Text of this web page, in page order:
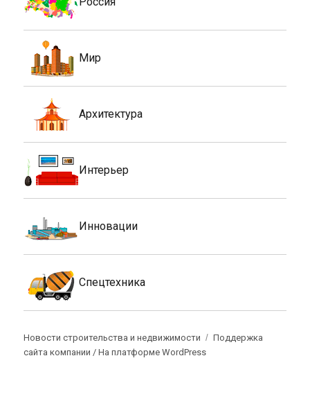
Мир
Архитектура
Интерьер
Инновации
Спецтехника
Новости строительства и недвижимости
Поддержка
сайта компании /На платформе WordPress